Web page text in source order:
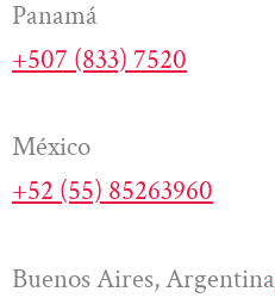
Panamá
+507 (833) 7520
México
+52 (55) 85263960
Buenos Aires, Argentina